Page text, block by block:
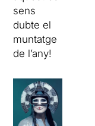
sens
dubte el
muntatge
de l’any!